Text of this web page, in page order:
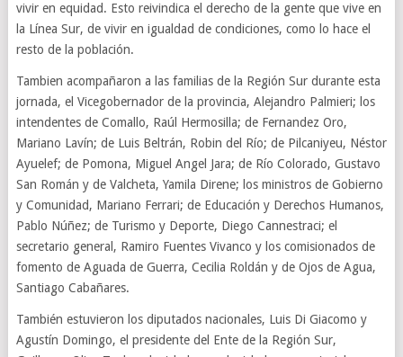
vivir en equidad. Esto reivindica el derecho de la gente que vive en
la Línea Sur, de vivir en igualdad de condiciones, como lo hace el
resto de la población.
Tambien acompañaron a las familias de la Región Sur durante esta
jornada, el Vicegobernador de la provincia, Alejandro Palmieri; los
intendentes de Comallo, Raúl Hermosilla; de Fernandez Oro,
Mariano Lavín; de Luis Beltrán, Robin del Río; de Pilcaniyeu, Néstor
Ayuelef; de Pomona, Miguel Angel Jara; de Río Colorado, Gustavo
San Román y de Valcheta, Yamila Direne; los ministros de Gobierno
y Comunidad, Mariano Ferrari; de Educación y Derechos Humanos,
Pablo Núñez; de Turismo y Deporte, Diego Cannestraci; el
secretario general, Ramiro Fuentes Vivanco y los comisionados de
fomento de Aguada de Guerra, Cecilia Roldán y de Ojos de Agua,
Santiago Cabañares.
También estuvieron los diputados nacionales, Luis Di Giacomo y
Agustín Domingo, el presidente del Ente de la Región Sur,